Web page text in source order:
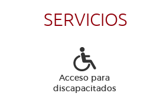
SERVICIOS
Acceso para
discapacitados